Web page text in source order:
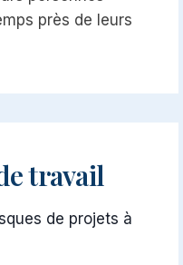
près de leurs
travail
de projets à